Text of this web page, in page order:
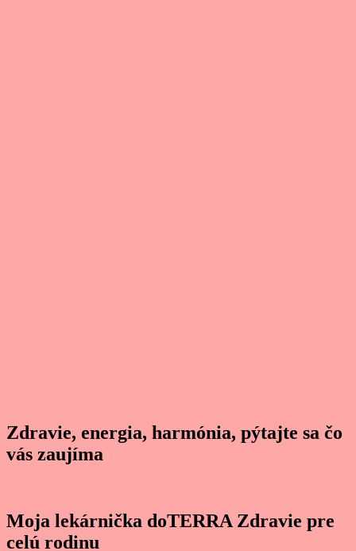
Zdravie, energia, harmónia, pýtajte sa čo
vás zaujíma
Moja lekárnička doTERRA Zdravie pre
celú rodinu